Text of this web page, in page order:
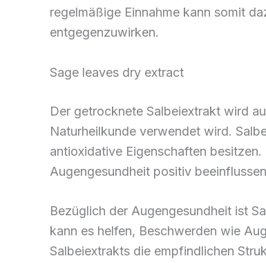
regelmäßige Einnahme kann somit
entgegenzuwirken.
Sage leaves dry extract
Der getrocknete Salbeiextrakt wird
Naturheilkunde verwendet wird.
antioxidative Eigenschaften
Augengesundheit positiv
Bezüglich der Augengesundheit ist
kann es helfen, Beschwerden wie
Salbeiextrakts die empfindlichen